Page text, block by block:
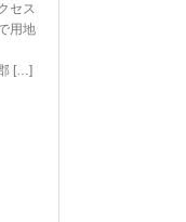
セス
用地
[…]